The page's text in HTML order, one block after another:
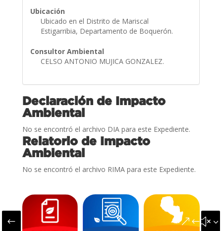
Ubicación
Ubicado en el Distrito de Mariscal
Estigarribia, Departamento de Boquerón.
Consultor Ambiental
CELSO ANTONIO MUJICA GONZALEZ.
Declaración de Impacto
Ambiental
No se encontró el archivo DIA para este Expediente.
Relatorio de Impacto
Ambiental
No se encontró el archivo RIMA para este Expediente.
#